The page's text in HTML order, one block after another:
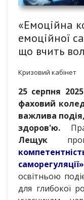
«Емоційна
емоційної
що вчить
Кризовий кабінет
25 серпня
фаховий
важлива
здоров'ю.
Лещук
освітньою
для глибокої